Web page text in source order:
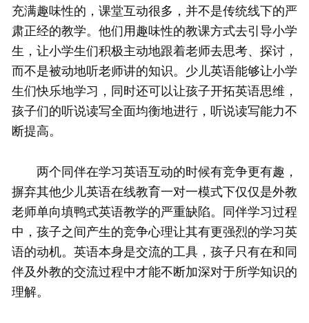
充满趣味性的，课堂互动很多，并不是传统线下的严
肃正经的教学。他们用趣味性的教课方式去引导小学
生，让小学生们积极主动地跟着老师去思考、探讨，
而不是被动地听老师讲的知识。少儿英语能够让小学
生们快乐地学习，同时还可以让孩子开拓英语思维，
孩子们的听说读写全面均衡地进行，听说读写能力不
断提高。
两个同伴在学习英语互动的时候有竞争更有趣，
摒弃其他少儿英语在线教育一对一模式下仅仅是外教
老师单向填鸭式英语教学的严重缺陷。同伴学习过程
中，孩子之间产生的竞争心理让其有更强烈的学习英
语的动机。英语本身是交流的工具，孩子只有在和同
伴及外教的交流过程中才能不断加深对于所学知识的
理解。